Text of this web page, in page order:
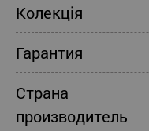
Колекція
Гарантия
Страна
производитель